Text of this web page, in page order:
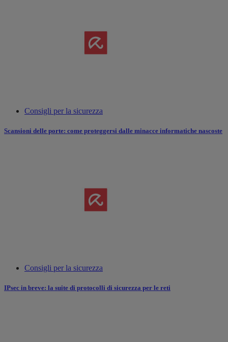
Consigli per la sicurezza
Scansioni delle porte: come proteggersi dalle minacce informatiche nascoste
Consigli per la sicurezza
IPsec in breve: la suite di protocolli di sicurezza per le reti